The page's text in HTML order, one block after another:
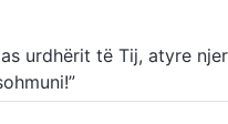
urdhërit të Tij, atyre